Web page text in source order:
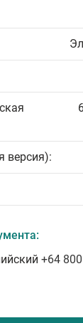
версия):
+64